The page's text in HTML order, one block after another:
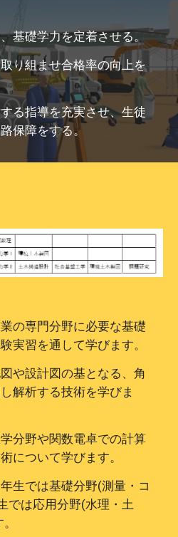
基礎学力を定着させる。
り組ませ合格率の向上を
る指導を充実させ、生徒
保障をする。
の専門分野に必要な基礎
実習を通して学びます。
計図の基となる、角
解析する技術を学びま
分野や関数電卓での計算
について学びます。
生では基礎分野(測量・コ
では応用分野(水理・土